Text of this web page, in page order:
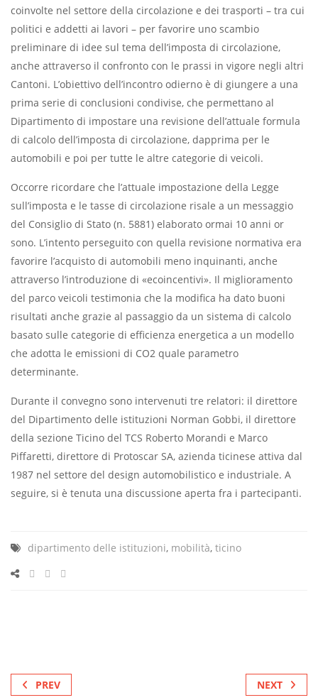
coinvolte nel settore della circolazione e dei trasporti – tra cui
politici e addetti ai lavori – per favorire uno scambio
preliminare di idee sul tema dell’imposta di circolazione,
anche attraverso il confronto con le prassi in vigore negli altri
Cantoni. L’obiettivo dell’incontro odierno è di giungere a una
prima serie di conclusioni condivise, che permettano al
Dipartimento di impostare una revisione dell’attuale formula
di calcolo dell’imposta di circolazione, dapprima per le
automobili e poi per tutte le altre categorie di veicoli.
Occorre ricordare che l’attuale impostazione della Legge
sull’imposta e le tasse di circolazione risale a un messaggio
del Consiglio di Stato (n. 5881) elaborato ormai 10 anni or
sono. L’intento perseguito con quella revisione normativa era
favorire l’acquisto di automobili meno inquinanti, anche
attraverso l’introduzione di «ecoincentivi». Il miglioramento
del parco veicoli testimonia che la modifica ha dato buoni
risultati anche grazie al passaggio da un sistema di calcolo
basato sulle categorie di efficienza energetica a un modello
che adotta le emissioni di CO2 quale parametro
determinante.
Durante il convegno sono intervenuti tre relatori: il direttore
del Dipartimento delle istituzioni Norman Gobbi, il direttore
della sezione Ticino del TCS Roberto Morandi e Marco
Piffaretti, direttore di Protoscar SA, azienda ticinese attiva dal
1987 nel settore del design automobilistico e industriale. A
seguire, si è tenuta una discussione aperta fra i partecipanti.
dipartimento delle istituzioni, mobilità, ticino
PREV NEXT